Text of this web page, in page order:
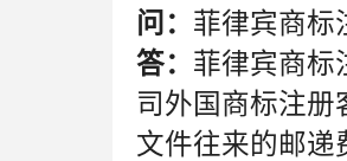
问： 菲律宾商标
答： 菲律宾商标
司外国商标注册
文件往来的邮递